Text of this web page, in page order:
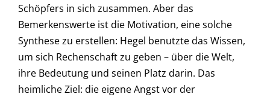
Schöpfers in sich zusammen. Aber das
Bemerkenswerte ist die Motivation, eine solche
Synthese zu erstellen: Hegel benutzte das Wissen,
um sich Rechenschaft zu geben – über die Welt,
ihre Bedeutung und seinen Platz darin. Das
heimliche Ziel: die eigene Angst vor der